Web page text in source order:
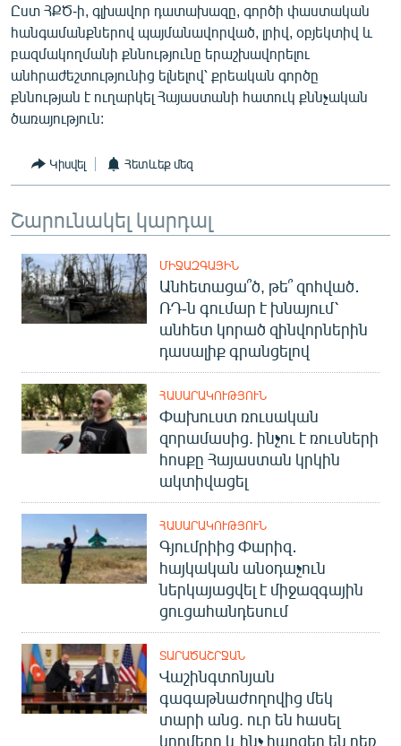
ՀԵՏԵՎԵՔ ՄԵԶ
«Ազատության» բոլոր կայքերը
Ըստ ՀՔԾ-ի, գլխավոր դատախազը, գործի փաստական
հանգամանքներով պայմանավորված, լրիվ, օբյեկտիվ և
բազմակողմանի քննությունը երաշխավորելու
անհրաժեշտությունից ելնելով՝ քրեական գործը
քննության է ուղարկել Հայաստանի հատուկ քննչական
ծառայություն:
Կիսվել Հետևեք մեզ
Շարունակել կարդալ
ՄԻՋԱԶԳԱՅԻՆ
Անհետացա՞ծ, թե՞ զոհված․
ՌԴ-ն գումար է խնայում՝
անհետ կորած զինվորներին
դասալիք գրանցելով
ՀԱՍԱՐԱԿՈՒԹՅՈՒՆ
Փախուստ ռուսական
զորամասից. ինչու է ռուսների
հոսքը Հայաստան կրկին
ակտիվացել
ՀԱՍԱՐԱԿՈՒԹՅՈՒՆ
Գյումրիից Փարիզ․
հայկական անօդաչուն
ներկայացվել է միջազգային
ցուցահանդեսում
ՏԱՐԱԾԱՇՐՋԱՆ
Վաշինգտոնյան
գագաթնաժողովից մեկ
տարի անց. ուր են հասել
կողմերը և ինչ հարցեր են դեռ